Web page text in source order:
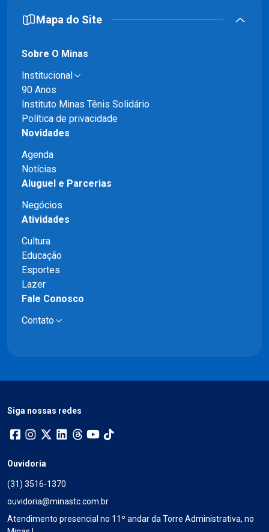
Mapa do Site
Sobre O Minas
Institucional
90 Anos
Instituto Minas Tênis Solidário
Política de privacidade
Novidades
Agenda
Notícias
Aluguel e Parcerias
Negócios
Atividades
Cultura
Educação
Esportes
Lazer
Fale Conosco
Contato
Siga nossas redes
Ouvidoria
(31) 3516-1370
ouvidoria@minastc.com.br
Atendimento presencial no 11º andar da Torre Administrativa, no